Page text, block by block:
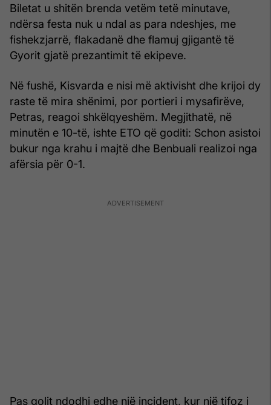
Biletat u shitën brenda vetëm tetë minutave,
ndërsa festa nuk u ndal as para ndeshjes, me
fishekzjarrë, flakadanë dhe flamuj gjigantë të
Gyorit gjatë prezantimit të ekipeve.
Në fushë, Kisvarda e nisi më aktivisht dhe krijoi dy
raste të mira shënimi, por portieri i mysafirëve,
Petras, reagoi shkëlqyeshëm. Megjithatë, në
minutën e 10-të, ishte ETO që goditi: Schon asistoi
bukur nga krahu i majtë dhe Benbuali realizoi nga
afërsia për 0-1.
Pas golit ndodhi edhe një incident, kur një tifoz i